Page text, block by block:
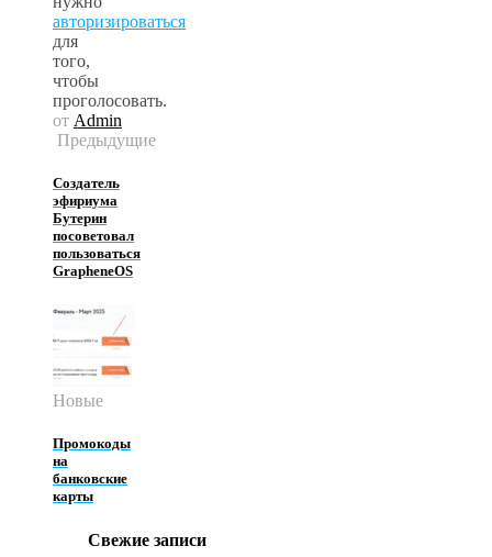
авторизироваться
для
того,
чтобы
проголосовать.
от Admin
Предыдущие
Создатель
эфириума
Бутерин
посоветовал
пользоваться
GrapheneOS
Новые
Промокоды
на
банковские
карты
Свежие записи